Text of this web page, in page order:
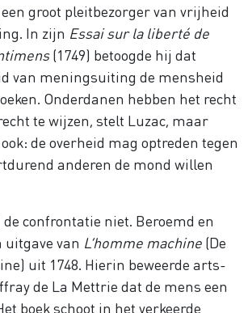
groot pleitbezorger van vrijheid
In zijn Essai sur la liberté de
(1749) betoogde hij dat
van meningsuiting de mensheid
Onderdanen hebben het recht
te wijzen, stelt Luzac, maar
de overheid mag optreden tegen
anderen de mond willen
confrontatie niet. Beroemd en
van L’homme machine (De
uit 1748. Hierin beweerde arts-
de La Mettrie dat de mens een
boek schoot in het verkeerde